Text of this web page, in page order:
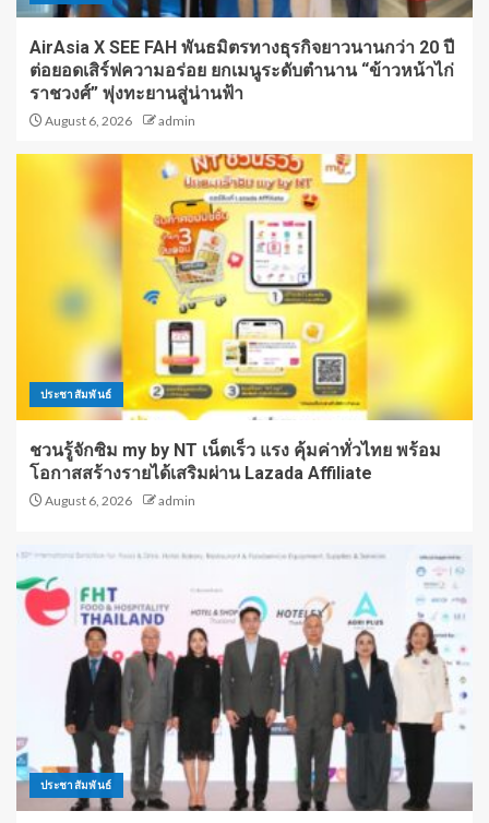
AirAsia X SEE FAH พันธมิตรทางธุรกิจยาวนานกว่า 20 ปี
ต่อยอดเสิร์ฟความอร่อย ยกเมนูระดับตำนาน “ข้าวหน้าไก่
ราชวงศ์” พุ่งทะยานสู่น่านฟ้า
August 6, 2026 admin
ประชาสัมพันธ์
ชวนรู้จักซิม my by NT เน็ตเร็ว แรง คุ้มค่าทั่วไทย พร้อม
โอกาสสร้างรายได้เสริมผ่าน Lazada Affiliate
August 6, 2026 admin
ประชาสัมพันธ์